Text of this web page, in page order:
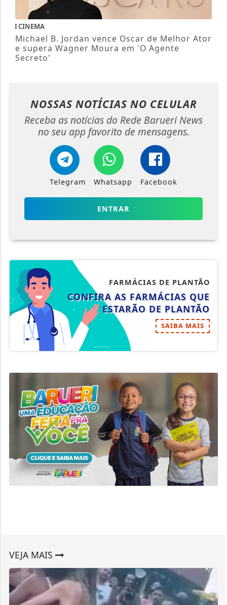
CINEMA
Michael B. Jordan vence Oscar de Melhor Ator
e supera Wagner Moura em 'O Agente
Secreto'
NOSSAS NOTÍCIAS NO CELULAR
Receba as notícias do Rede Barueri News
no seu app favorito de mensagens.
Telegram Whatsapp Facebook
ENTRAR
FARMÁCIAS DE PLANTÃO
CONFIRA AS FARMÁCIAS QUE
ESTARÃO DE PLANTÃO
SAIBA MAIS
VEJA MAIS